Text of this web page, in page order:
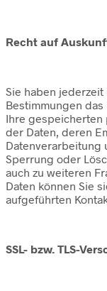
Recht auf
Sie haben
Bestimmungen
Ihre gespeicherten
der Daten, deren
Datenverarbeitung
Sperrung oder
auch zu weiteren
Daten können Sie
aufgeführten
SSL- bzw. TLS-